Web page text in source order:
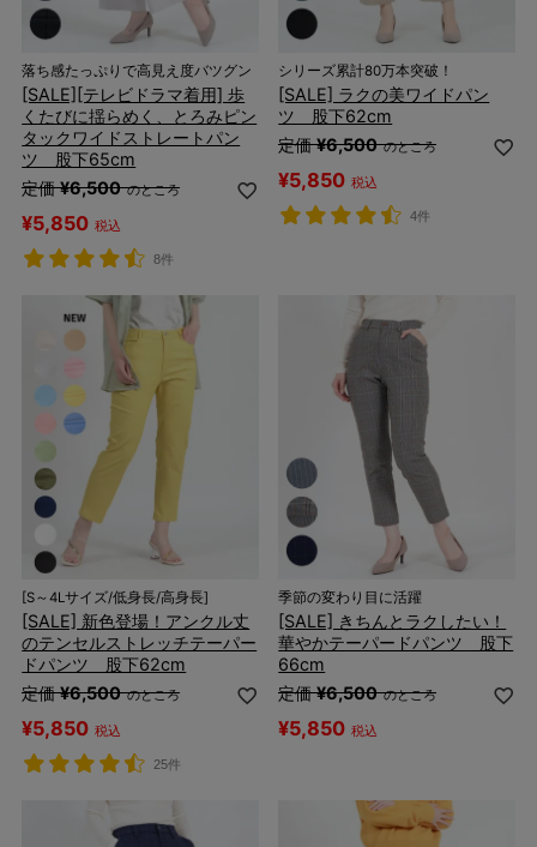
落ち感たっぷりで高見え度バツグン
[SALE][テレビドラマ着用] 歩
くたびに揺らめく、とろみピン
タックワイドストレートパン
ツ 股下65cm
定価 ¥6,500 のところ
¥5,850 税込
8件
シリーズ累計80万本突破！
[SALE] ラクの美ワイドパン
ツ 股下62cm
定価 ¥6,500 のところ
¥5,850 税込
4件
[S～4Lサイズ/低身長/高身長]
[SALE] 新色登場！アンクル丈
のテンセルストレッチテーパー
ドパンツ 股下62cm
定価 ¥6,500 のところ
¥5,850 税込
25件
季節の変わり目に活躍
[SALE] きちんとラクしたい！
華やかテーパードパンツ 股下
66cm
定価 ¥6,500 のところ
¥5,850 税込